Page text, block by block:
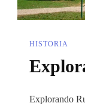
HISTORIA
Explorando